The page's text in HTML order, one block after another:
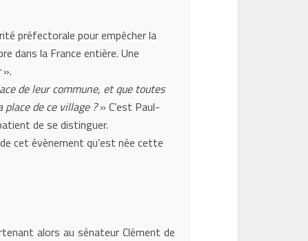
préfectorale pour empêcher la
dans la France entière. Une
».
de leur commune, et que toutes
de ce village ?» C’est Paul-
de se distinguer.
cet évènement qu’est née cette
alors au sénateur Clément de